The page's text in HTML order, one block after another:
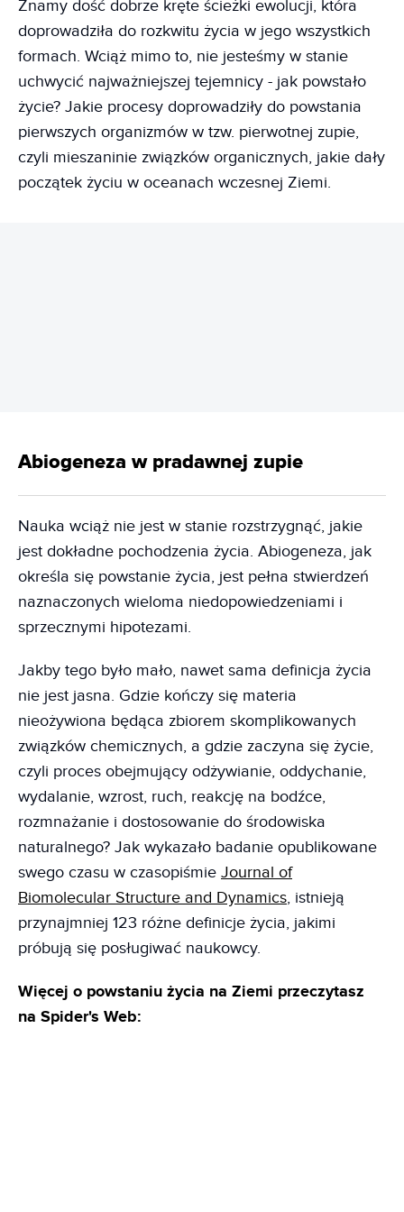
Znamy dość dobrze kręte ścieżki ewolucji, która
doprowadziła do rozkwitu życia w jego wszystkich
formach. Wciąż mimo to, nie jesteśmy w stanie
uchwycić najważniejszej tejemnicy - jak powstało
życie? Jakie procesy doprowadziły do powstania
pierwszych organizmów w tzw. pierwotnej zupie,
czyli mieszaninie związków organicznych, jakie dały
początek życiu w oceanach wczesnej Ziemi.
Abiogeneza w pradawnej zupie
Nauka wciąż nie jest w stanie rozstrzygnąć, jakie
jest dokładne pochodzenia życia. Abiogeneza, jak
określa się powstanie życia, jest pełna stwierdzeń
naznaczonych wieloma niedopowiedzeniami i
sprzecznymi hipotezami.
Jakby tego było mało, nawet sama definicja życia
nie jest jasna. Gdzie kończy się materia
nieożywiona będąca zbiorem skomplikowanych
związków chemicznych, a gdzie zaczyna się życie,
czyli proces obejmujący odżywianie, oddychanie,
wydalanie, wzrost, ruch, reakcję na bodźce,
rozmnażanie i dostosowanie do środowiska
naturalnego? Jak wykazało badanie opublikowane
swego czasu w czasopiśmie Journal of
Biomolecular Structure and Dynamics, istnieją
przynajmniej 123 różne definicje życia, jakimi
próbują się posługiwać naukowcy.
Więcej o powstaniu życia na Ziemi przeczytasz
na Spider's Web: